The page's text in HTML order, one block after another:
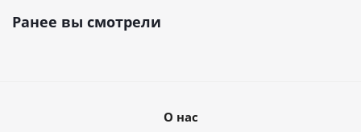
Ранее вы смотрели
О нас